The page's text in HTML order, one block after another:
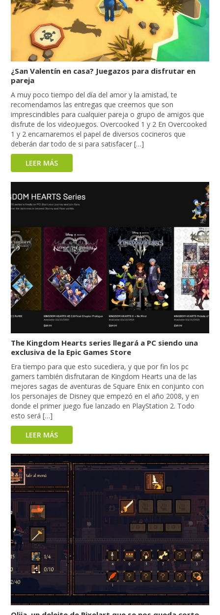
¿San Valentín en casa? Juegazos para disfrutar en
pareja
A muy poco tiempo del día del amor y la amistad, te
recomendamos las entregas que creemos que son
imprescindibles para cualquier pareja o grupo de amigos que
disfrute de los videojuegos. Overcooked 1 y 2 En Overcooked
1 y 2 encarnaremos el papel de diversos cocineros que
deberán dar todo de si para satisfacer […]
LEER MÁS
The Kingdom Hearts series llegará a PC siendo una
exclusiva de la Epic Games Store
Era tiempo para que esto sucediera, y que por fin los pc
gamers también disfrutaran de Kingdom Hearts una de las
mejores sagas de aventuras de Square Enix en conjunto con
los personajes de Disney que empezó en el año 2008, y en
donde el primer juego fue lanzado en PlayStation 2. Todo
esto será […]
LEER MÁS